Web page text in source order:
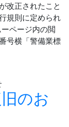
改正されたこと
規則に定められ
ページ内の閲
号横「警備業標
のお